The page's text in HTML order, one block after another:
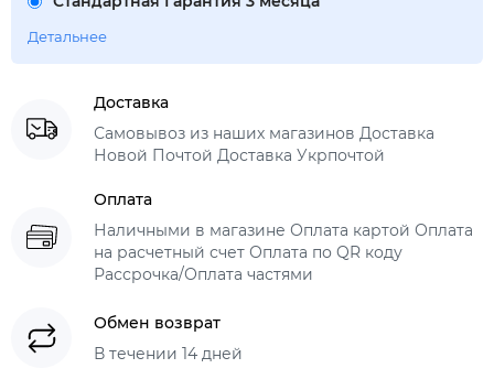
Детальнее
Доставка
Самовывоз из наших магазинов Доставка
Новой Почтой Доставка Укрпочтой
Оплата
Наличными в магазине Оплата картой Оплата
на расчетный счет Оплата по QR коду
Рассрочка/Оплата частями
Обмен возврат
В течении 14 дней